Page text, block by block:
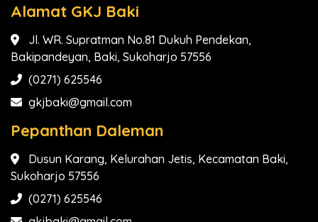
Alamat GKJ Baki
Jl. WR. Supratman No.81 Dukuh Pendekan,
Bakipandeyan, Baki, Sukoharjo 57556
(0271) 625546
gkjbaki@gmail.com
Pepanthan Daleman
Dusun Karang, Kelurahan Jetis, Kecamatan Baki,
Sukoharjo 57556
(0271) 625546